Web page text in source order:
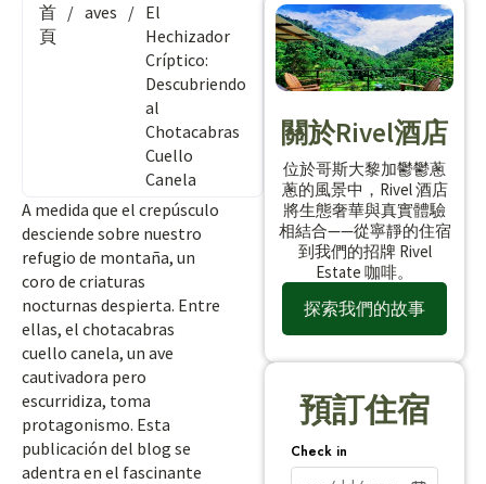
首
頁
/ aves / El
Hechizador
Críptico:
Descubriendo
al
Chotacabras
Cuello
Canela
A medida que el crepúsculo
desciende sobre nuestro
refugio de montaña, un
coro de criaturas
nocturnas despierta. Entre
ellas, el chotacabras
cuello canela, un ave
cautivadora pero
escurridiza, toma
protagonismo. Esta
publicación del blog se
adentra en el fascinante
關於Rivel酒店
位於哥斯大黎加鬱鬱蔥
蔥的風景中，Rivel 酒店
將生態奢華與真實體驗
相結合——從寧靜的住宿
到我們的招牌 Rivel
Estate 咖啡。
探索我們的故事
預訂住宿
Check in